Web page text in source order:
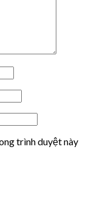
trình duyệt này